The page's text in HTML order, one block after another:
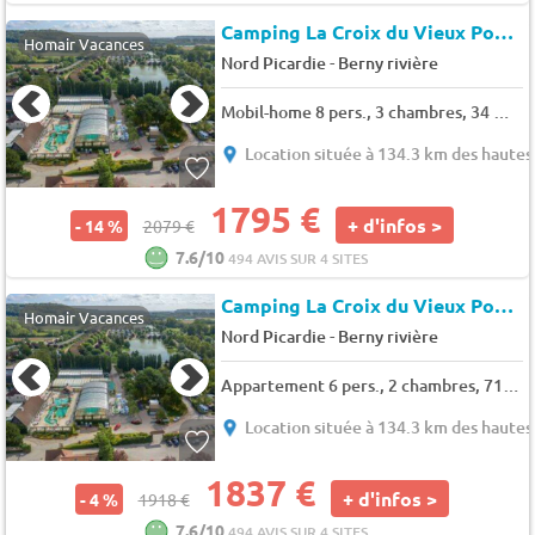
Homair Vacances Camping La Croix du Vieux Pont
Nord Picardie- Berny rivière
Mobil-home 8 pers., 3 chambres, 34 m² - 43 m²
Location située à 134.3 km des
- 14 % 2079 € 1795 € + d'infos >
7.6/10494 AVIS SUR 4 SITES
Homair Vacances Camping La Croix du Vieux Pont
Nord Picardie- Berny rivière
Appartement 6 pers., 2 chambres, 71 m²
Location située à 134.3 km des
- 4 % 1918 € 1837 € + d'infos >
7.6/10